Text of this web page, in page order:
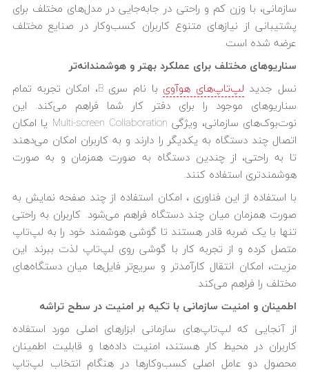
سازمانی، با وزن کم و راحتی در جابه‌جایی در مدل‌های مختلف برای
پشتیبانی از نیازهای متنوع کاربران کسب‌وکار در صنایع مختلف
عرضه شده است.
سناریو‌های مختلف برای عملکرد بهتر و هوشمندانه‌تر
نسل جدید لپ‌تاپ‌های هوآوی
با نام سری B، امکان تجربه تمام
سناریوهای موجود را برای دفتر کار شما فراهم می‌کند. این
نوت‌بوک‌های سازمانی، ویژگی Multi-screen Collaboration یا امکان
اتصال چند دستگاه به یکدیگر را دارند و به کاربران امکان می‌دهند
تا به راحتی، از چندین دستگاه به صورت همزمان و به صورت
هوشمندتری استفاده کنند.
با استفاده از این فناوری ، امکان استفاده از چند صفحه نمایش به
صورت همزمان میان چند دستگاه فراهم می‌شود. کاربران به راحتی
تنها با یک ضربه قادر هستند تا گوشی هوشمند خود را به لپ‌تاپ
متصل کرده و از تجربه کار با گوشی روی لپ‌تاپ لذت ببرند. این
مزیت، امکان انتقال کارآمدتر و سریع‌تر فایل‌ها میان دستگاه‌های
مختلف را فراهم می‌کند.
اطمینان و امنیت سازمانی با تکیه بر امنیت در سطح تراشه
از آنجایی که لپ‌تاپ‌های سازمانی ابزارهای اصلی مورد استفاده
کاربران در محیط کار هستند، امنیت داده‌ها و قابلیت اطمینان
محصول دو عامل اصلی کسب‌وکارها در هنگام انتخاب لپ‌تاپ